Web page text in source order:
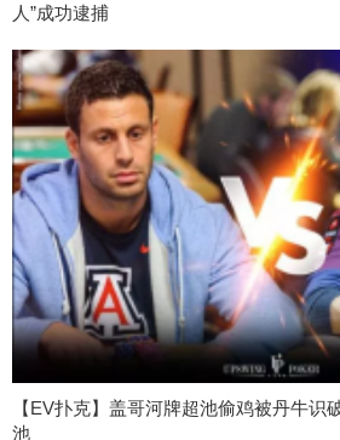
人”成功逮捕
【EV扑克】盖哥河牌超池偷鸡被丹牛识
池